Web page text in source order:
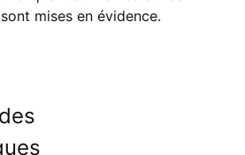
mises en évidence.